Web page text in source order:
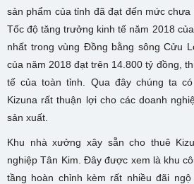
sản phẩm của tỉnh đã đạt đến mức
Tốc độ tăng trưởng kinh tế năm 2018
nhất trong vùng Đồng bằng sông Cửu
của năm 2018 đạt trên 14.800 tỷ đồng,
tế của toàn tỉnh. Qua đây chúng ta
Kizuna rất thuận lợi cho các doanh
sản xuất.
Khu nhà xưởng xây sẵn cho thuê
nghiệp Tân Kim. Đây được xem là khu
tầng hoàn chỉnh kèm rất nhiều đãi